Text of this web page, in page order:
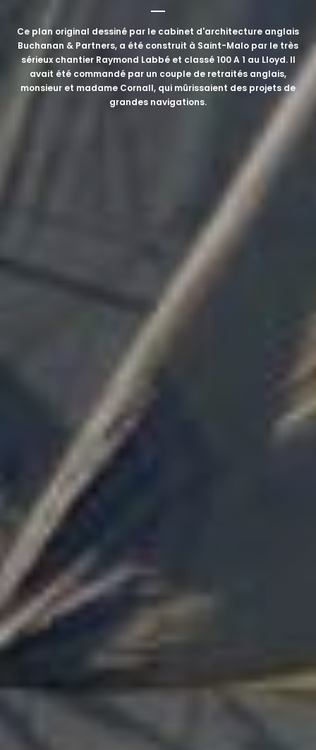
Ce plan original dessiné par le cabinet d'architecture anglais
Buchanan & Partners, a été construit à Saint-Malo par le très
sérieux chantier Raymond Labbé et classé 100 A 1 au Lloyd. Il
avait été commandé par un couple de retraités anglais,
monsieur et madame Cornall, qui mûrissaient des projets de
grandes navigations.